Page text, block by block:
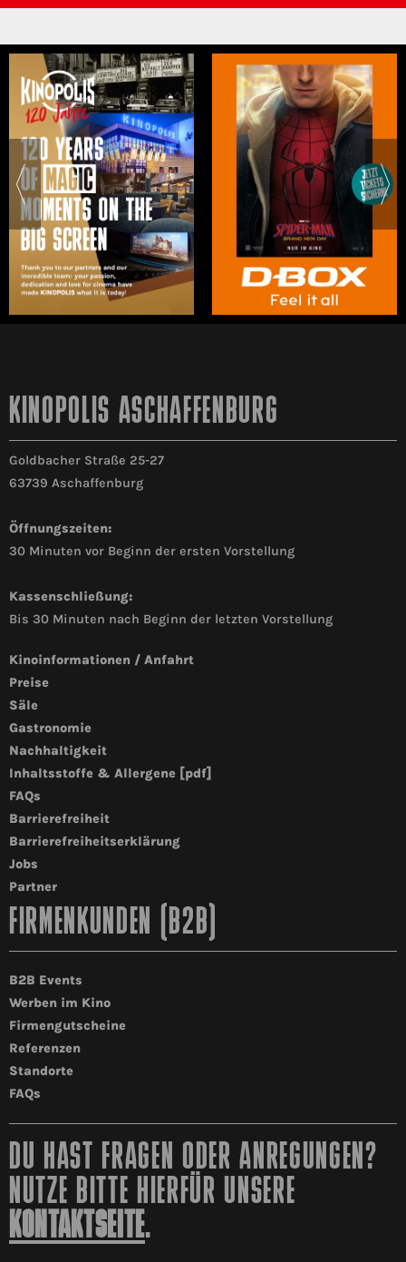
KINOPOLIS ASCHAFFENBURG
Goldbacher Straße 25-27
63739 Aschaffenburg
Öffnungszeiten:
30 Minuten vor Beginn der ersten Vorstellung
Kassenschließung:
Bis 30 Minuten nach Beginn der letzten Vorstellung
Kinoinformationen / Anfahrt
Preise
Säle
Gastronomie
Nachhaltigkeit
Inhaltsstoffe & Allergene [pdf]
FAQs
Barrierefreiheit
Barrierefreiheitserklärung
Jobs
Partner
FIRMENKUNDEN (B2B)
B2B Events
Werben im Kino
Firmengutscheine
Referenzen
Standorte
FAQs
DU HAST FRAGEN ODER ANREGUNGEN?
NUTZE BITTE HIERFÜR UNSERE
KONTAKTSEITE.